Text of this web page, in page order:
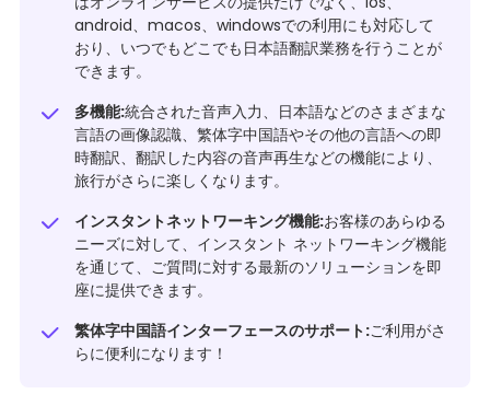
android、macos、windowsでの利用にも対応して
おり、いつでもどこでも日本語翻訳業務を行うことが
できます。
多機能:統合された音声入力、日本語などのさまざまな
言語の画像認識、繁体字中国語やその他の言語への即
時翻訳、翻訳した内容の音声再生などの機能により、
旅行がさらに楽しくなります。
インスタントネットワーキング機能:お客様のあらゆる
ニーズに対して、インスタント ネットワーキング機能
を通じて、ご質問に対する最新のソリューションを即
座に提供できます。
繁体字中国語インターフェースのサポート:ご利用がさ
らに便利になります！